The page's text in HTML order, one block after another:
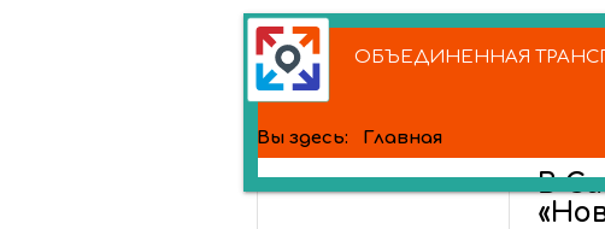
ОБЪЕДИНЕННАЯ
Вы здесь: Главная
В